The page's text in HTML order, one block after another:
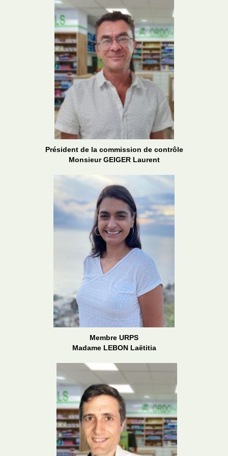
Président de la commission de contrôle
Monsieur GEIGER Laurent
Membre URPS
Madame LEBON Laëtitia